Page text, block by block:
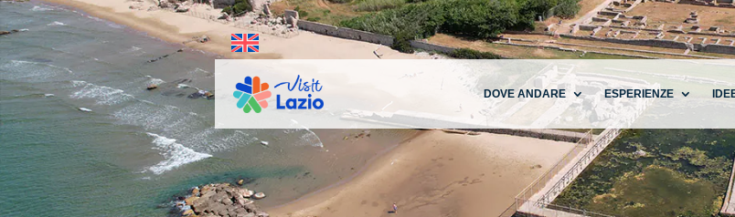
DOVE ANDARE ESPERIENZE